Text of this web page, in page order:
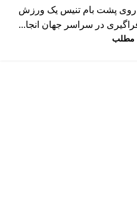
پشت بام تنیس یک ورزش
در سراسر جهان انجا...
مطلب